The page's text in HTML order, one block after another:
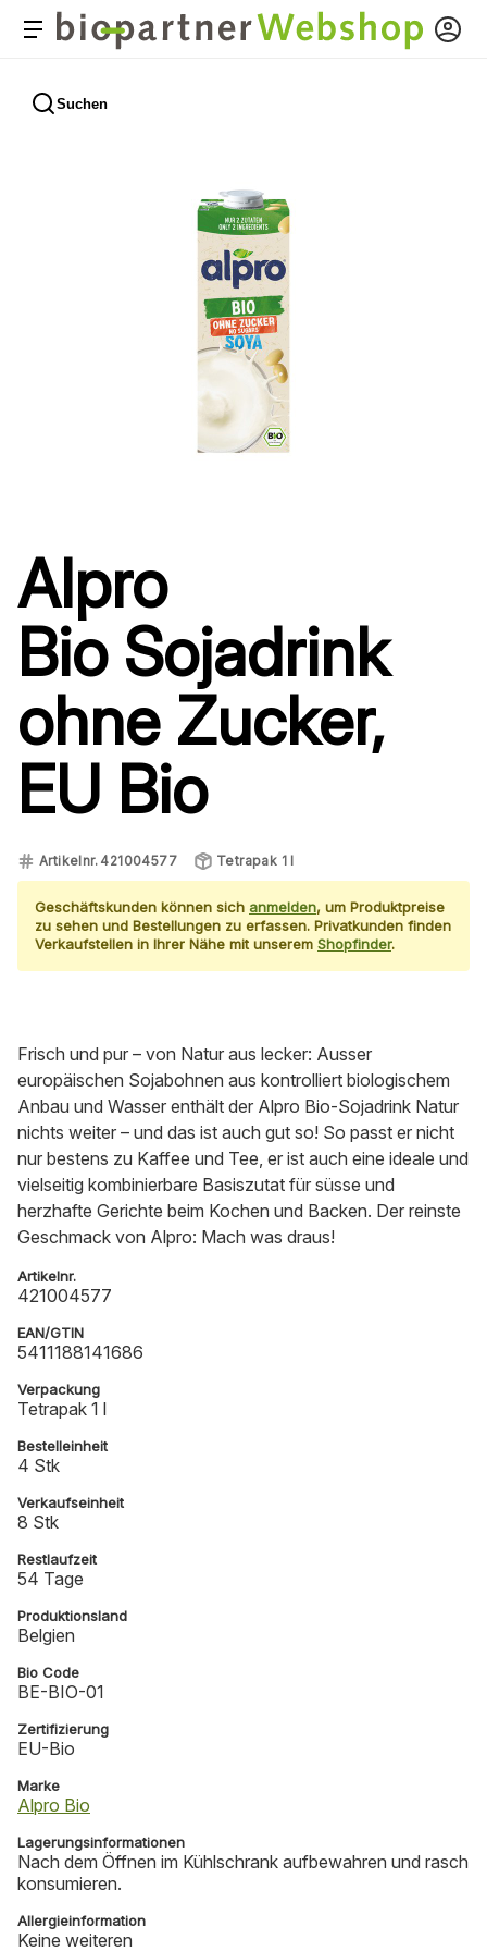
Suchen
Alpro
Bio Sojadrink
ohne Zucker,
EU Bio
Artikelnr. 421004577 Tetrapak 1 l
Geschäftskunden können sich anmelden, um Produktpreise
zu sehen und Bestellungen zu erfassen. Privatkunden finden
Verkaufstellen in Ihrer Nähe mit unserem Shopfinder.
Frisch und pur – von Natur aus lecker: Ausser
europäischen Sojabohnen aus kontrolliert biologischem
Anbau und Wasser enthält der Alpro Bio-Sojadrink Natur
nichts weiter – und das ist auch gut so! So passt er nicht
nur bestens zu Kaffee und Tee, er ist auch eine ideale und
vielseitig kombinierbare Basiszutat für süsse und
herzhafte Gerichte beim Kochen und Backen. Der reinste
Geschmack von Alpro: Mach was draus!
Artikelnr.
421004577
EAN/GTIN
5411188141686
Verpackung
Tetrapak 1 l
Bestelleinheit
4 Stk
Verkaufseinheit
8 Stk
Restlaufzeit
54 Tage
Produktionsland
Belgien
Bio Code
BE-BIO-01
Zertifizierung
EU-Bio
Marke
Alpro Bio
Lagerungsinformationen
Nach dem Öffnen im Kühlschrank aufbewahren und rasch
konsumieren.
Allergieinformation
Keine weiteren